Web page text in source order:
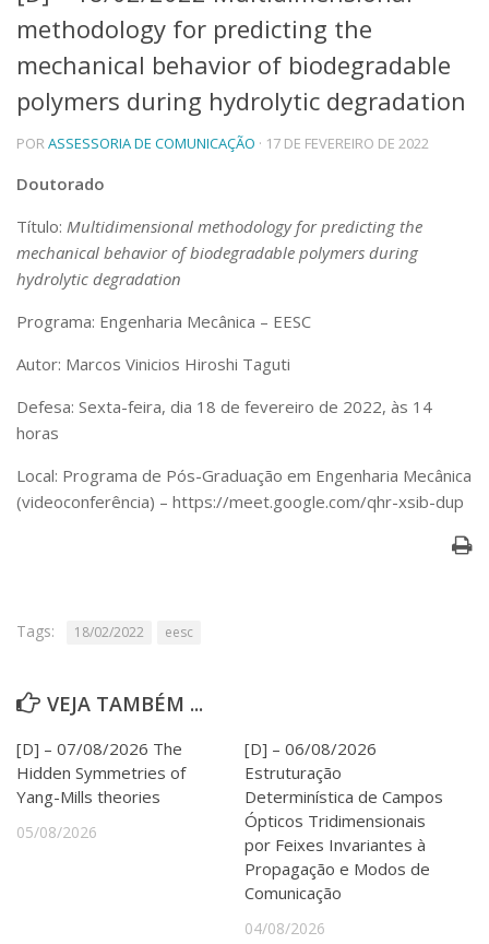
Telefones e Mapas
Pessoas
Ensino
Graduação
Educação a distância
Cursos de Extensão
Linhas de Pesquisa
Centros, Núcleos e Projetos em Rede
Pós-doutorado
Iniciação Científica
Transferência de Tecnologia
Empresas Juniores
Projetos, Programas e Cursos
Museus e Espaços Interativos
Serviços
Outros serviços
Assessorias e Mídias
Aplicativos e Sites
Agenda de Eventos
Defesa de Teses
methodology for predicting the
mechanical behavior of biodegradable
polymers during hydrolytic degradation
PORASSESSORIA DE COMUNICAÇÃO · 17 DE FEVEREIRO DE 2022
Doutorado
Título: Multidimensional methodology for predicting the
mechanical behavior of biodegradable polymers during
hydrolytic degradation
Programa: Engenharia Mecânica – EESC
Autor: Marcos Vinicios Hiroshi Taguti
Defesa: Sexta-feira, dia 18 de fevereiro de 2022, às 14
horas
Local: Programa de Pós-Graduação em Engenharia Mecânica
(videoconferência) – https://meet.google.com/qhr-xsib-dup
Tags: 18/02/2022 eesc
VEJA TAMBÉM ...
[D] – 07/08/2026 The
Hidden Symmetries of
Yang-Mills theories
05/08/2026
[D] – 06/08/2026
Estruturação
Determinística de Campos
Ópticos Tridimensionais
por Feixes Invariantes à
Propagação e Modos de
Comunicação
04/08/2026